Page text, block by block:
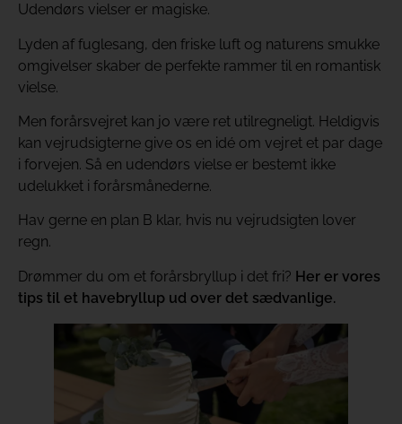
Udendørs vielser er magiske.
Lyden af fuglesang, den friske luft og naturens smukke
omgivelser skaber de perfekte rammer til en romantisk
vielse.
Men forårsvejret kan jo være ret utilregneligt. Heldigvis
kan vejrudsigterne give os en idé om vejret et par dage
i forvejen. Så en udendørs vielse er bestemt ikke
udelukket i forårsmånederne.
Hav gerne en plan B klar, hvis nu vejrudsigten lover
regn.
Drømmer du om et forårsbryllup i det fri? Her er vores
tips til et havebryllup ud over det sædvanlige.